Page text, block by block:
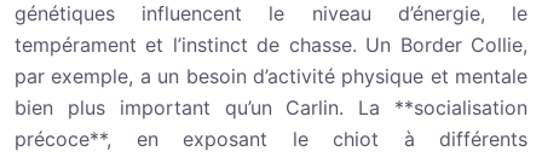
génétiques influencent le niveau d’énergie, le
tempérament et l’instinct de chasse. Un Border Collie,
par exemple, a un besoin d’activité physique et mentale
bien plus important qu’un Carlin. La **socialisation
précoce**, en exposant le chiot à différents